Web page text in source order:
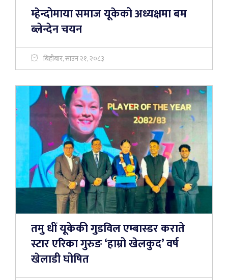
म्हेन्दोमाया समाज यूकेको अध्यक्षमा बम
ब्लेन्देन चयन
बिहीबार, साउन २१, २०८३
तमु धीं यूकेकी गुडविल एम्बास्डर कराते
स्टार एरिका गुरुङ ‘हाम्रो खेलकुद’ वर्ष
खेलाडी घोषित